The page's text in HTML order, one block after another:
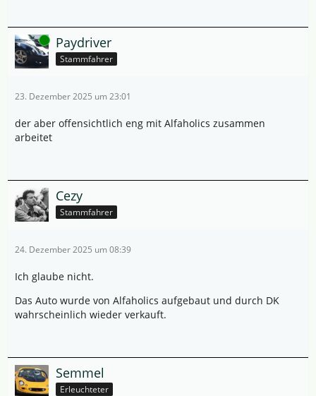
Online Paydriver
Stammfahrer
23. Dezember 2025 um 23:01
der aber offensichtlich eng mit Alfaholics zusammen
arbeitet
Cezy
Stammfahrer
24. Dezember 2025 um 08:39
Ich glaube nicht.
Das Auto wurde von Alfaholics aufgebaut und durch DK
wahrscheinlich wieder verkauft.
Semmel
Erleuchteter